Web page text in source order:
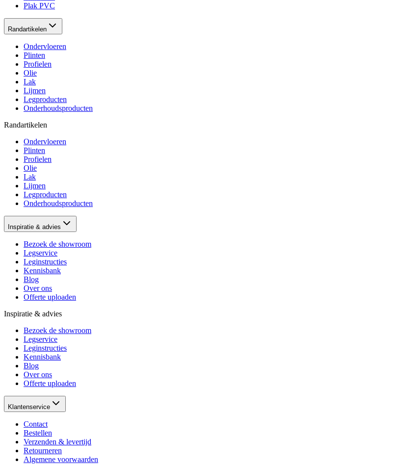
Plak PVC
Randartikelen
Ondervloeren
Plinten
Profielen
Olie
Lak
Lijmen
Legproducten
Onderhoudsproducten
Randartikelen
Ondervloeren
Plinten
Profielen
Olie
Lak
Lijmen
Legproducten
Onderhoudsproducten
Inspiratie & advies
Bezoek de showroom
Legservice
Leginstructies
Kennisbank
Blog
Over ons
Offerte uploaden
Inspiratie & advies
Bezoek de showroom
Legservice
Leginstructies
Kennisbank
Blog
Over ons
Offerte uploaden
Klantenservice
Contact
Bestellen
Verzenden & levertijd
Retourneren
Algemene voorwaarden